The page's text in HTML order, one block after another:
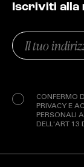
Iscriviti
Email
(Obbligatorio)
CONFERMO
PRIVACY E
PERSONALI
DELL'ART 13